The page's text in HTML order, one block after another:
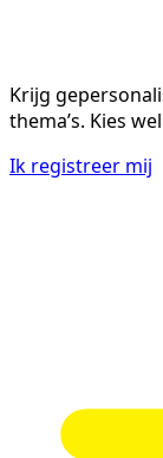
Krijg
thema’s. Kies
Ik registreer mij